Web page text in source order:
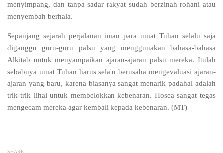
menyimpang, dan tanpa sadar rakyat sudah berzinah rohani atau
menyembah berhala.
Sepanjang sejarah perjalanan iman para umat Tuhan selalu saja
diganggu guru-guru palsu yang menggunakan bahasa-bahasa
Alkitab untuk menyampaikan ajaran-ajaran palsu mereka. Itulah
sebabnya umat Tuhan harus selalu berusaha mengevaluasi ajaran-
ajaran yang baru, karena biasanya sangat menarik padahal adalah
trik-trik lihai untuk membelokkan kebenaran. Hosea sangat tegas
mengecam mereka agar kembali kepada kebenaran. (MT)
SHARE